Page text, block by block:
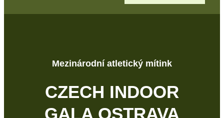
Mezinárodní atletický mítink
CZECH INDOOR
GALA OSTRAVA